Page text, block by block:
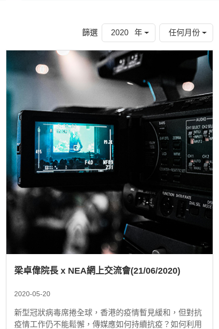
篩選 2020 年 任何月份
梁卓偉院長 x NEA網上交流會(21/06/2020)
2020-05-20
新型冠狀病毒席捲全球，香港的疫情暫見緩和，但對抗
疫情工作仍不能鬆懈，傳媒應如何持續抗疫？如何利用